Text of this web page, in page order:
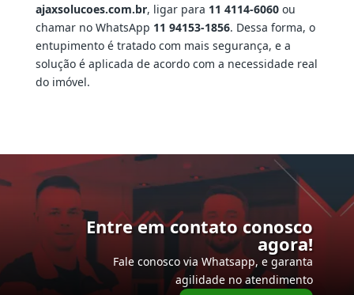
ajaxsolucoes.com.br, ligar para 11 4114-6060ou
chamar no WhatsApp 11 94153-1856. Dessa forma, o
entupimento é tratado com mais segurança, e a
solução é aplicada de acordo com a necessidade real
do imóvel.
Entre em contato conosco
agora!
Fale conosco via Whatsapp, e garanta
agilidade no atendimento